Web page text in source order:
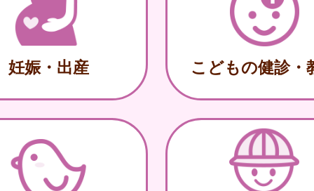
妊娠・出産 こどもの健診・